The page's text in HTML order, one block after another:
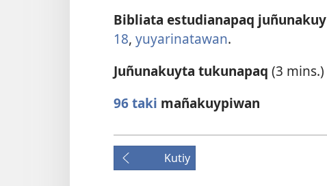
Bibliata estudianapaq juñunakuy
18, yuyarinatawan.
Juñunakuyta tukunapaq (3 mins.)
96 taki mañakuypiwan
Kutiy